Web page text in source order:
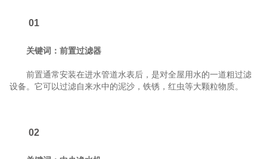
01
关键词：前置过滤器
前置通常安装在进水管道水表后，是对全屋用水的一道粗过滤
设备。它可以过滤自来水中的泥沙，铁锈，红虫等大颗粒物质。
02